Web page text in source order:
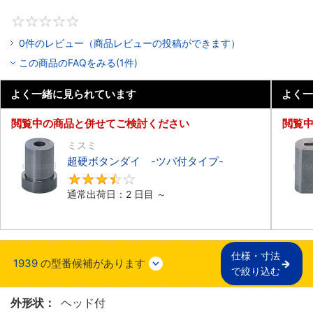
0件のレビュー（商品レビューの投稿ができます）
この商品のFAQをみる(1件)
よく一緒に見られています
閲覧中の商品と併せてご検討ください
ミスミ
超硬ボタンダイ -ツバ付タイプ-
通常出荷日：2 日目 ～
よく
閲覧
1939 の型番候補があります
仕様・寸法
で絞り込む
外形状： ヘッド付